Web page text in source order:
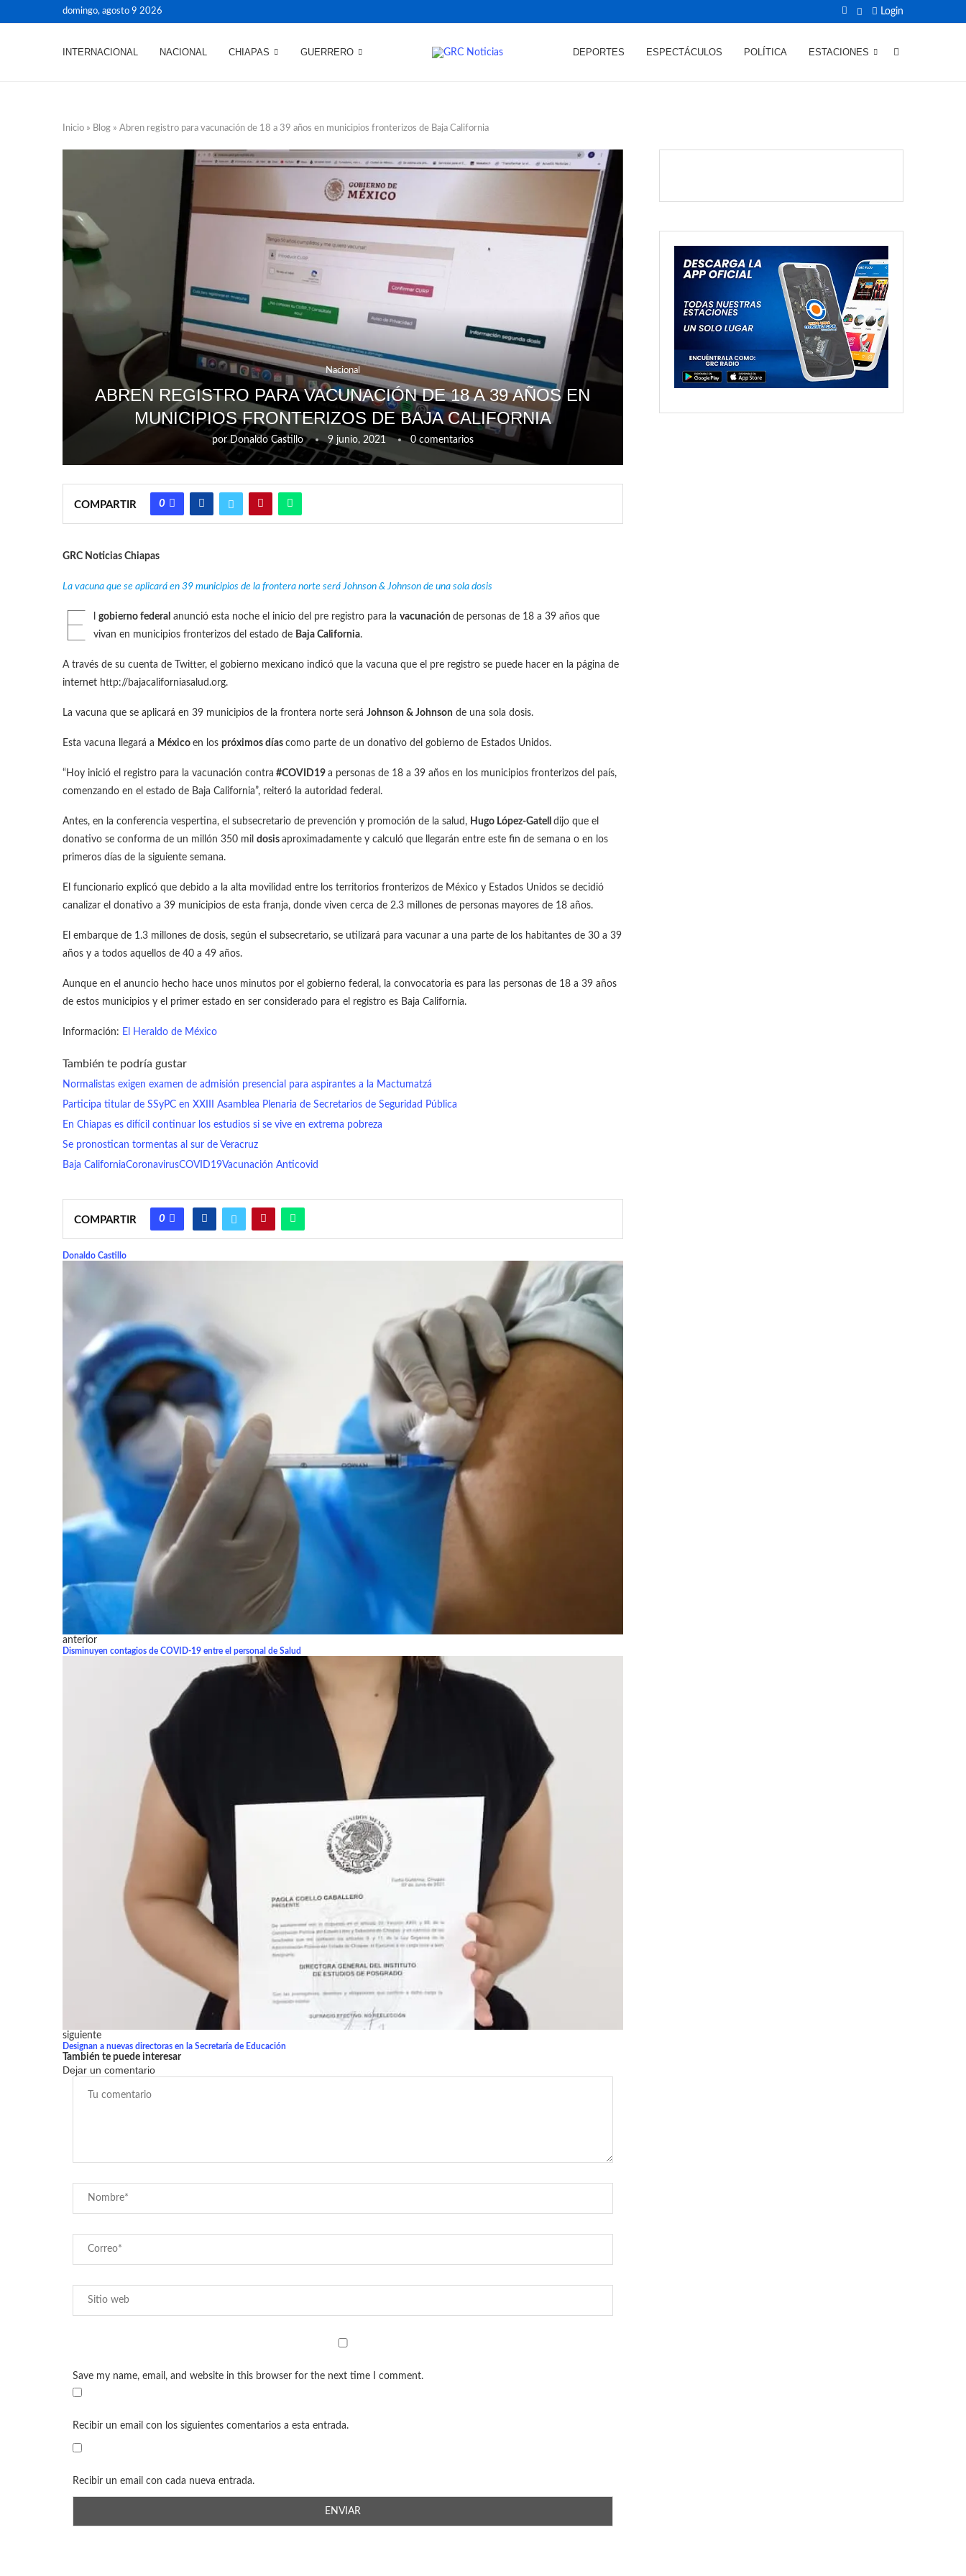
domingo, agosto 9 2026 Login
INTERNACIONAL NACIONAL CHIAPAS GUERRERO DEPORTES ESPECTÁCULOS POLÍTICA ESTACIONES
Inicio » Blog » Abren registro para vacunación de 18 a 39 años en municipios fronterizos de Baja California
Nacional
ABREN REGISTRO PARA VACUNACIÓN DE 18 A 39 AÑOS EN
MUNICIPIOS FRONTERIZOS DE BAJA CALIFORNIA
porDonaldo Castillo 9 junio, 2021 0 comentarios
COMPARTIR 0
GRC Noticias Chiapas
La vacuna que se aplicará en 39 municipios de la frontera norte será Johnson & Johnson de una sola dosis
E gobierno federal anunció esta noche el inicio del pre registro para la vacunación de personas de 18 a 39 años que
vivan en municipios fronterizos del estado de Baja California.
A través de su cuenta de Twitter, el gobierno mexicano indicó que la vacuna que el pre registro se puede hacer en la página de
internet http://bajacaliforniasalud.org.
La vacuna que se aplicará en 39 municipios de la frontera norte será Johnson & Johnson de una sola dosis.
Esta vacuna llegará a México en los próximos días como parte de un donativo del gobierno de Estados Unidos.
“Hoy inició el registro para la vacunación contra #COVID19 a personas de 18 a 39 años en los municipios fronterizos del país,
comenzando en el estado de Baja California”, reiteró la autoridad federal.
Antes, en la conferencia vespertina, el subsecretario de prevención y promoción de la salud, Hugo López-Gatell dijo que el
donativo se conforma de un millón 350 mil dosis aproximadamente y calculó que llegarán entre este fin de semana o en los
primeros días de la siguiente semana.
El funcionario explicó que debido a la alta movilidad entre los territorios fronterizos de México y Estados Unidos se decidió
canalizar el donativo a 39 municipios de esta franja, donde viven cerca de 2.3 millones de personas mayores de 18 años.
El embarque de 1.3 millones de dosis, según el subsecretario, se utilizará para vacunar a una parte de los habitantes de 30 a 39
años y a todos aquellos de 40 a 49 años.
Aunque en el anuncio hecho hace unos minutos por el gobierno federal, la convocatoria es para las personas de 18 a 39 años
de estos municipios y el primer estado en ser considerado para el registro es Baja California.
Información: El Heraldo de México
También te podría gustar
Normalistas exigen examen de admisión presencial para aspirantes a la Mactumatzá
Participa titular de SSyPC en XXIII Asamblea Plenaria de Secretarios de Seguridad Pública
En Chiapas es difícil continuar los estudios si se vive en extrema pobreza
Se pronostican tormentas al sur de Veracruz
Baja CaliforniaCoronavirusCOVID19Vacunación Anticovid
COMPARTIR 0
Donaldo Castillo
anterior
Disminuyen contagios de COVID-19 entre el personal de Salud
siguiente
Designan a nuevas directoras en la Secretaría de Educación
También te puede interesar
Dejar un comentario
Save my name, email, and website in this browser for the next time I comment.
Recibir un email con los siguientes comentarios a esta entrada.
Recibir un email con cada nueva entrada.